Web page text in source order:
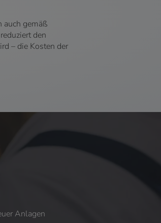
auch gemäß
den
– die Kosten der
Anlagen